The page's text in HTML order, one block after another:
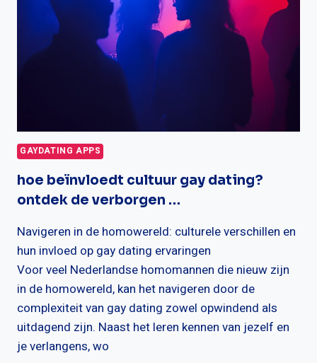
GAYDATING APPS
hoe beïnvloedt cultuur gay dating?
ontdek de verborgen …
Navigeren in de homowereld: culturele verschillen en
hun invloed op gay dating ervaringen
Voor veel Nederlandse homomannen die nieuw zijn
in de homowereld, kan het navigeren door de
complexiteit van gay dating zowel opwindend als
uitdagend zijn. Naast het leren kennen van jezelf en
je verlangens, wo